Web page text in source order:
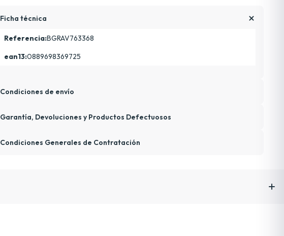
Ficha técnica
Referencia:BGRAV763368
ean13:0889698369725
Condiciones de envío
Garantía, Devoluciones y Productos Defectuosos
Condiciones Generales de Contratación